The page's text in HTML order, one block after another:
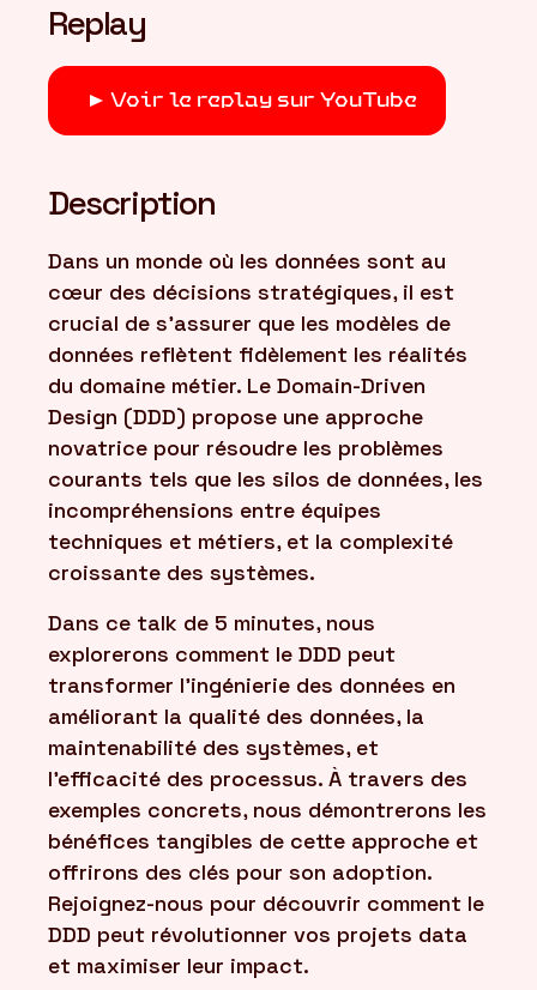
Replay
Voir le replay sur YouTube
Description
Dans un monde où les données sont au
cœur des décisions stratégiques, il est
crucial de s'assurer que les modèles de
données reflètent fidèlement les réalités
du domaine métier. Le Domain-Driven
Design (DDD) propose une approche
novatrice pour résoudre les problèmes
courants tels que les silos de données, les
incompréhensions entre équipes
techniques et métiers, et la complexité
croissante des systèmes.
Dans ce talk de 5 minutes, nous
explorerons comment le DDD peut
transformer l'ingénierie des données en
améliorant la qualité des données, la
maintenabilité des systèmes, et
l'efficacité des processus. À travers des
exemples concrets, nous démontrerons les
bénéfices tangibles de cette approche et
offrirons des clés pour son adoption.
Rejoignez-nous pour découvrir comment le
DDD peut révolutionner vos projets data
et maximiser leur impact.